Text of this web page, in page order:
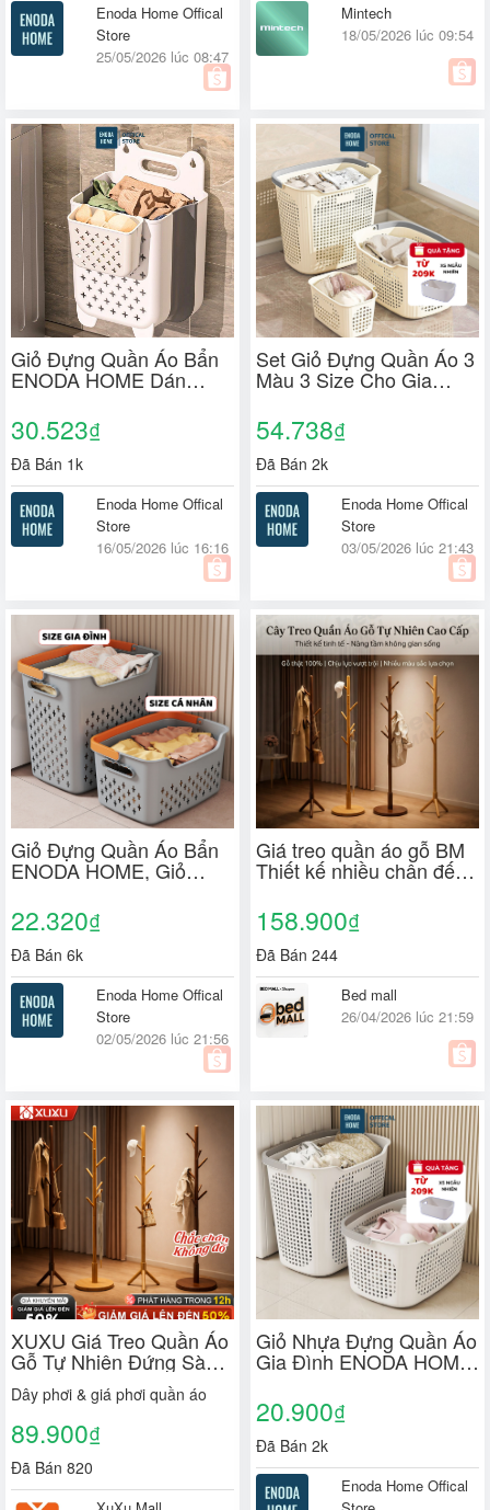
Enoda Home Offical
Store
25/05/2026 lúc 08:47
Mintech
18/05/2026 lúc 09:54
Giỏ Đựng Quần Áo Bẩn
ENODA HOME Dán
Nhựa Đựng Quần Áo
Nhà Tắm Thiết Kế Tay
Cầm Treo Tường Q050
30.523₫
Đã Bán 1k
Enoda Home Offical
Store
16/05/2026 lúc 16:16
Set Giỏ Đựng Quần Áo 3
Màu 3 Size Cho Gia
Đựng Đồ Có Quai Xách
Tiện Lợi Q480
54.738₫
Đã Bán 2k
Enoda Home Offical
Store
03/05/2026 lúc 21:43
Giỏ Đựng Quần Áo Bẩn
ENODA HOME, Giỏ
Đựng Đồ Lót Có Quai
Xách, 3 Kích Thước Đa
Dạng Lựa Chọn Q048
22.320₫
Đã Bán 6k
Enoda Home Offical
Store
02/05/2026 lúc 21:56
Giá treo quần áo gỗ BM
Thiết kế nhiều chân đế
lượng đều không gian
hiện đại
158.900₫
Đã Bán 244
Bed mall
26/04/2026 lúc 21:59
XUXU Giá Treo Quần Áo
Gỗ Tự Nhiên Đứng Sàn –
Bền Bỉ, Giá Rẻ, Tải Trọng
Lớn Thiết Kế Đẹp
Dây phơi & giá phơi quần áo
89.900₫
Đã Bán 820
Giỏ Nhựa Đựng Quần Áo
Gia Đình ENODA HOME,
Đồ Giặt Là 3 Kích Thước
Nhựa PP Bền Đẹp Q480
20.900₫
Đã Bán 2k
Enoda Home Offical